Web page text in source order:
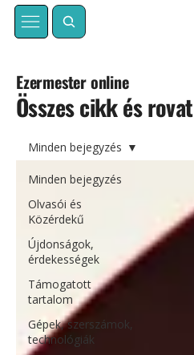
Összes cikk és rovat
Ezermester online
Minden bejegyzés
Olvasói és
Közérdekű
Újdonságok,
érdekességek
Támogatott
tartalom
Gépek, szerszámok,
technológiák
Minden bejegyzés